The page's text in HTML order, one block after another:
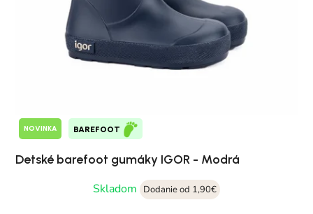
NOVINKA BAREFOOT
Detské barefoot gumáky IGOR - Modrá
Skladom
Dodanie od 1,90€